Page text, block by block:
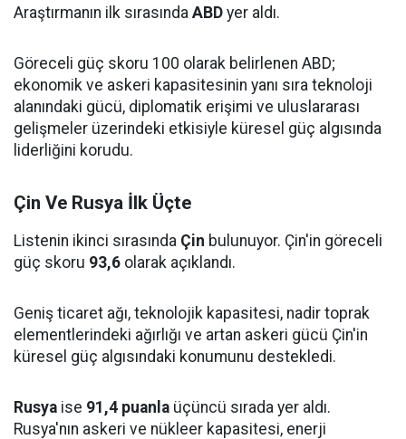
Araştırmanın ilk sırasında ABD yer aldı.
Göreceli güç skoru 100 olarak belirlenen ABD;
ekonomik ve askeri kapasitesinin yanı sıra teknoloji
alanındaki gücü, diplomatik erişimi ve uluslararası
gelişmeler üzerindeki etkisiyle küresel güç algısında
liderliğini korudu.
Çin Ve Rusya İlk Üçte
Listenin ikinci sırasında Çin bulunuyor. Çin'in göreceli
güç skoru 93,6 olarak açıklandı.
Geniş ticaret ağı, teknolojik kapasitesi, nadir toprak
elementlerindeki ağırlığı ve artan askeri gücü Çin'in
küresel güç algısındaki konumunu destekledi.
Rusya ise 91,4 puanla üçüncü sırada yer aldı.
Rusya'nın askeri ve nükleer kapasitesi, enerji